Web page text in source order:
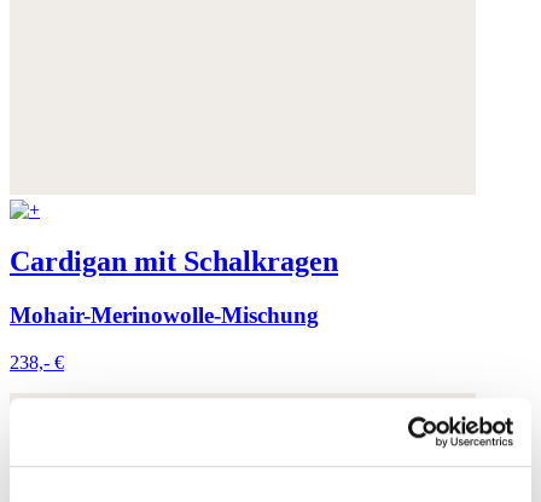
Cardigan mit Schalkragen
Mohair-Merinowolle-Mischung
238,- €